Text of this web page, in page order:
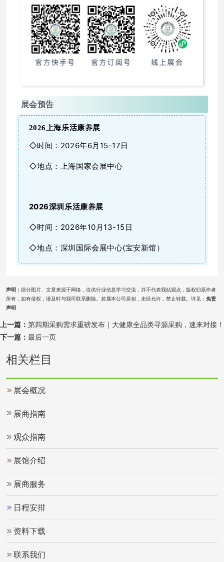
展会预告
2026上海乐活康养展
◇时间：2026年6月15-17日
◇地点：上海国家会展中心
2026深圳乐活康养展
◇时间：2026年10月13-15日
◇地点：深圳国际会展中心(宝安新馆）
声明： 部分图片、文章来源于网络，仅供行业信息学习交流，并不代表我站观点，版权归原作者
所有，如有侵权，请及时与我司联系删除。若属本公司原创，未经允许，禁止转载。详见： 免责
声明
上一篇： 第四期采购需求重磅发布｜大健康全品类寻源采购，速来对接！
下一篇： 最后一页
相关栏目
展会概况
展商指南
观众指南
展馆介绍
展商服务
日程安排
资料下载
联系我们